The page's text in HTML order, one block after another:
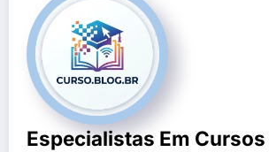
Especialistas Em Cursos |